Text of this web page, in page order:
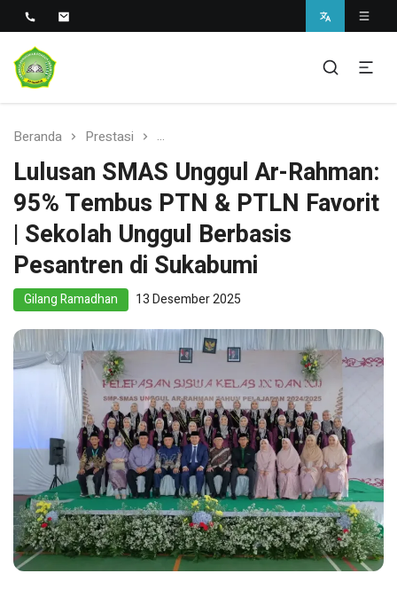
SMAS Unggul Ar Rahman
Sekolah Unggul Berbasis Pesantren di Sukabumi
Beranda Prestasi Lulusan SMAS Unggul Ar-Rahman:
Lulusan SMAS Unggul Ar-Rahman:
95% Tembus PTN & PTLN Favorit
| Sekolah Unggul Berbasis
Pesantren di Sukabumi
Gilang Ramadhan 13 Desember 2025